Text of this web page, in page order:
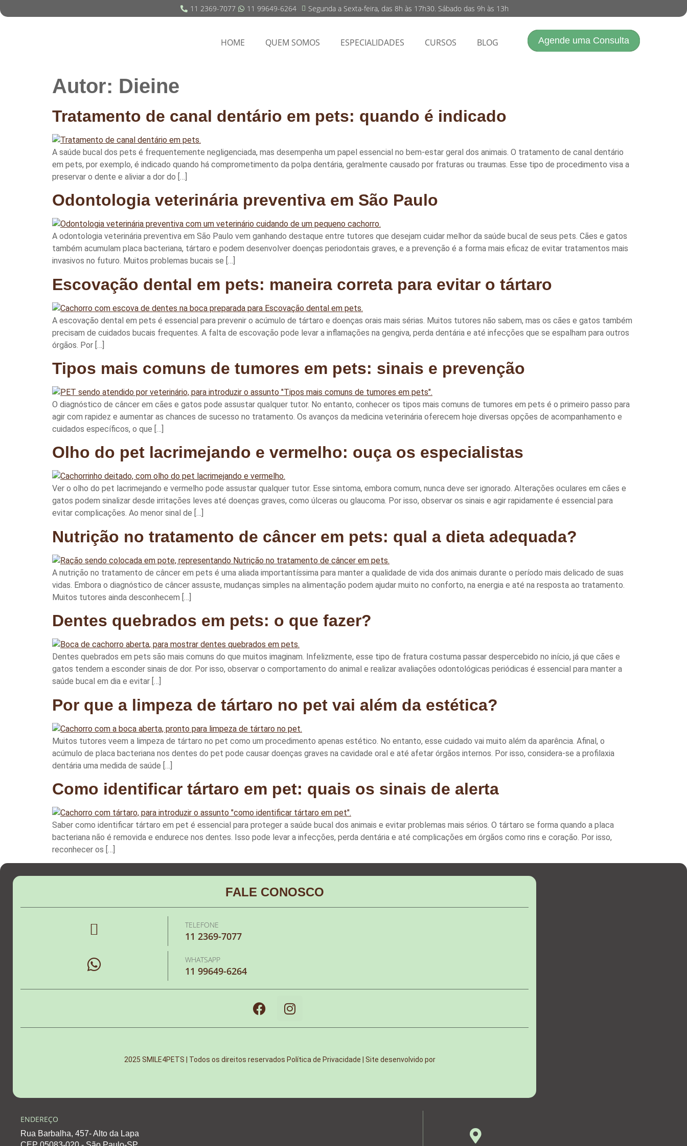
11 2369-7077 11 99649-6264 Segunda a Sexta-feira, das 8h às 17h30. Sábado das 9h às 13h
HOME QUEM SOMOS ESPECIALIDADES CURSOS BLOG Agende uma Consulta
Autor: Dieine
Tratamento de canal dentário em pets: quando é indicado
A saúde bucal dos pets é frequentemente negligenciada, mas desempenha um papel essencial no bem-estar geral dos animais. O tratamento de canal dentário
em pets, por exemplo, é indicado quando há comprometimento da polpa dentária, geralmente causado por fraturas ou traumas. Esse tipo de procedimento visa a
preservar o dente e aliviar a dor do […]
Odontologia veterinária preventiva em São Paulo
A odontologia veterinária preventiva em São Paulo vem ganhando destaque entre tutores que desejam cuidar melhor da saúde bucal de seus pets. Cães e gatos
também acumulam placa bacteriana, tártaro e podem desenvolver doenças periodontais graves, e a prevenção é a forma mais eficaz de evitar tratamentos mais
invasivos no futuro. Muitos problemas bucais se […]
Escovação dental em pets: maneira correta para evitar o tártaro
A escovação dental em pets é essencial para prevenir o acúmulo de tártaro e doenças orais mais sérias. Muitos tutores não sabem, mas os cães e gatos também
precisam de cuidados bucais frequentes. A falta de escovação pode levar a inflamações na gengiva, perda dentária e até infecções que se espalham para outros
órgãos. Por […]
Tipos mais comuns de tumores em pets: sinais e prevenção
O diagnóstico de câncer em cães e gatos pode assustar qualquer tutor. No entanto, conhecer os tipos mais comuns de tumores em pets é o primeiro passo para
agir com rapidez e aumentar as chances de sucesso no tratamento. Os avanços da medicina veterinária oferecem hoje diversas opções de acompanhamento e
cuidados específicos, o que […]
Olho do pet lacrimejando e vermelho: ouça os especialistas
Ver o olho do pet lacrimejando e vermelho pode assustar qualquer tutor. Esse sintoma, embora comum, nunca deve ser ignorado. Alterações oculares em cães e
gatos podem sinalizar desde irritações leves até doenças graves, como úlceras ou glaucoma. Por isso, observar os sinais e agir rapidamente é essencial para
evitar complicações. Ao menor sinal de […]
Nutrição no tratamento de câncer em pets: qual a dieta adequada?
A nutrição no tratamento de câncer em pets é uma aliada importantíssima para manter a qualidade de vida dos animais durante o período mais delicado de suas
vidas. Embora o diagnóstico de câncer assuste, mudanças simples na alimentação podem ajudar muito no conforto, na energia e até na resposta ao tratamento.
Muitos tutores ainda desconhecem […]
Dentes quebrados em pets: o que fazer?
Dentes quebrados em pets são mais comuns do que muitos imaginam. Infelizmente, esse tipo de fratura costuma passar despercebido no início, já que cães e
gatos tendem a esconder sinais de dor. Por isso, observar o comportamento do animal e realizar avaliações odontológicas periódicas é essencial para manter a
saúde bucal em dia e evitar […]
Por que a limpeza de tártaro no pet vai além da estética?
Muitos tutores veem a limpeza de tártaro no pet como um procedimento apenas estético. No entanto, esse cuidado vai muito além da aparência. Afinal, o
acúmulo de placa bacteriana nos dentes do pet pode causar doenças graves na cavidade oral e até afetar órgãos internos. Por isso, considera-se a profilaxia
dentária uma medida de saúde […]
Como identificar tártaro em pet: quais os sinais de alerta
Saber como identificar tártaro em pet é essencial para proteger a saúde bucal dos animais e evitar problemas mais sérios. O tártaro se forma quando a placa
bacteriana não é removida e endurece nos dentes. Isso pode levar a infecções, perda dentária e até complicações em órgãos como rins e coração. Por isso,
reconhecer os […]
FALE CONOSCO
TELEFONE
11 2369-7077
WHATSAPP
11 99649-6264
2025 SMILE4PETS | Todos os direitos reservados Política de Privacidade | Site desenvolvido por
ENDEREÇO
Rua Barbalha, 457- Alto da Lapa